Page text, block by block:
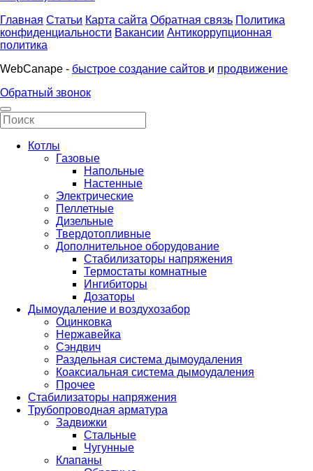
Главная Статьи Карта сайта Обратная связь Политика
конфиденциальности Вакансии Антикоррупционная
политика
WebCanape - быстрое создание сайтов и продвижение
Обратный звонок
Котлы
Газовые
Напольные
Настенные
Электрические
Пеллетные
Дизельные
Твердотопливные
Дополнительное оборудование
Стабилизаторы напряжения
Термостаты комнатные
Ингибиторы
Дозаторы
Дымоудаление и воздухозабор
Оцинковка
Нержавейка
Сэндвич
Раздельная система дымоудаления
Коаксиальная система дымоудаления
Прочее
Стабилизаторы напряжения
Трубопроводная арматура
Задвижки
Стальные
Чугунные
Клапаны